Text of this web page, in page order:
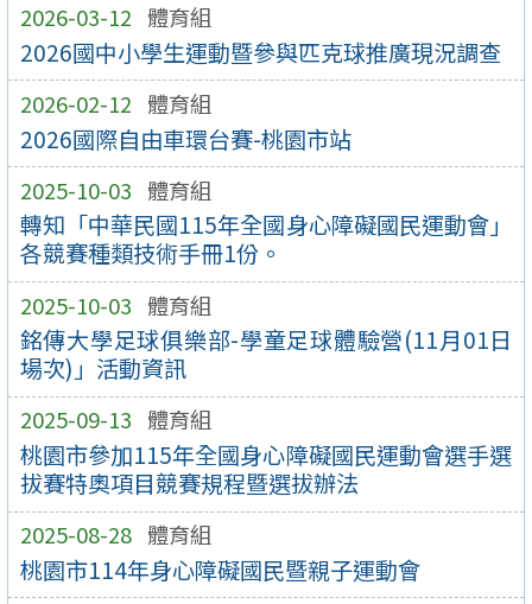
2026-03-12 體育組
2026國中小學生運動暨參與匹克球推廣現況調查
2026-02-12 體育組
2026國際自由車環台賽-桃園市站
2025-10-03 體育組
轉知「中華民國115年全國身心障礙國民運動會」
各競賽種類技術手冊1份。
2025-10-03 體育組
銘傳大學足球俱樂部-學童足球體驗營(11月01日
場次)」活動資訊
2025-09-13 體育組
桃園市參加115年全國身心障礙國民運動會選手選
拔賽特奧項目競賽規程暨選拔辦法
2025-08-28 體育組
桃園市114年身心障礙國民暨親子運動會